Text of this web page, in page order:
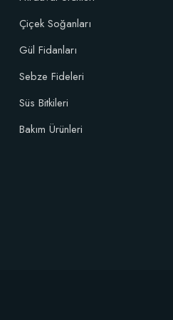
Çiçek Soğanları
Gül Fidanları
Sebze Fideleri
Süs Bitkileri
Bakım Ürünleri